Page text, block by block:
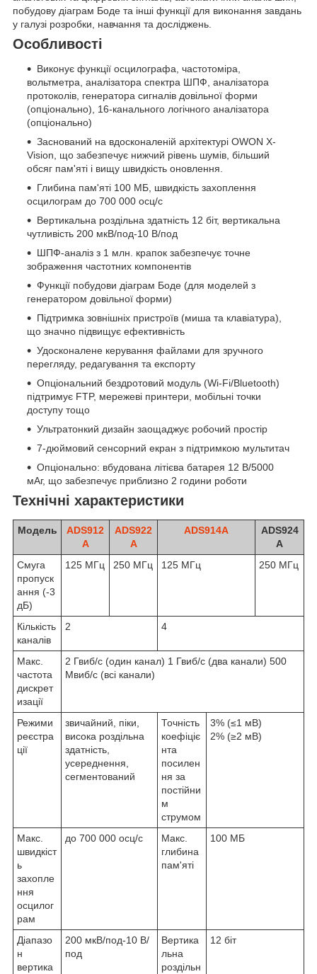
побудову діаграм Боде та інші функції для виконання завдань
у галузі розробки, навчання та досліджень.
Особливості
Виконує функції осцилографа, частотоміра,
вольтметра, аналізатора спектра ШПФ, аналізатора
протоколів, генератора сигналів довільної форми
(опціонально), 16-канального логічного аналізатора
(опціонально)
Заснований на вдосконаленій архітектурі OWON X-
Vision, що забезпечує нижчий рівень шумів, більший
обсяг пам'яті і вищу швидкість оновлення.
Глибина пам'яті 100 MБ, швидкість захоплення
осцилограм до 700 000 осц/с
Вертикальна роздільна здатність 12 біт, вертикальна
чутливість 200 мкВ/под-10 В/под
ШПФ-аналіз з 1 млн. крапок забезпечує точне
зображення частотних компонентів
Функції побудови діаграм Боде (для моделей з
генератором довільної форми)
Підтримка зовнішніх пристроїв (миша та клавіатура),
що значно підвищує ефективність
Удосконалене керування файлами для зручного
перегляду, редагування та експорту
Опціональний бездротовий модуль (Wi-Fi/Bluetooth)
підтримує FTP, мережеві принтери, мобільні точки
доступу тощо
Ультратонкий дизайн заощаджує робочий простір
7-дюймовий сенсорний екран з підтримкою мультитач
Опціонально: вбудована літієва батарея 12 В/5000
мАг, що забезпечує приблизно 2 години роботи
Технічні характеристики
Модель
ADS912
A
ADS922
A
ADS914A
ADS924
A
Смуга
пропуск
ання (-3
дБ)
125 МГц 250 МГц 125 МГц 250 МГц
Кількість
каналів
2 4
Макс.
частота
дискрет
изації
2 Гвиб/с (один канал) 1 Гвиб/с (два канали) 500
Мвиб/с (всі канали)
Режими
реєстра
ції
звичайний, піки,
висока роздільна
здатність,
усереднення,
сегментований
Точність
коефіціє
нта
посилен
ня за
постійни
м
струмом
3% (≤1 мВ)
2% (≥2 мВ)
Макс.
швидкіст
ь
захопле
ння
осцилог
рам
до 700 000 осц/с
Макс.
глибина
пам'яті
100 МБ
Діапазо
н
вертика
200 мкВ/под-10 В/
под
Вертика
льна
роздільн
12 біт